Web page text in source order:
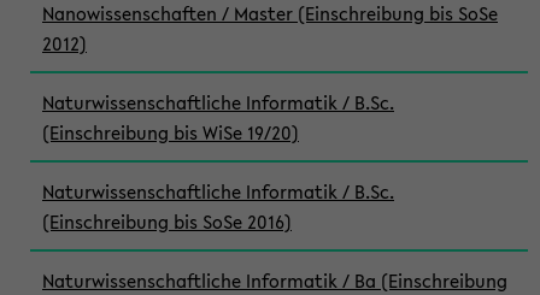
Nanowissenschaften / Master (Einschreibung bis SoSe
2012)
Naturwissenschaftliche Informatik / B.Sc.
(Einschreibung bis WiSe 19/20)
Naturwissenschaftliche Informatik / B.Sc.
(Einschreibung bis SoSe 2016)
Naturwissenschaftliche Informatik / Ba (Einschreibung